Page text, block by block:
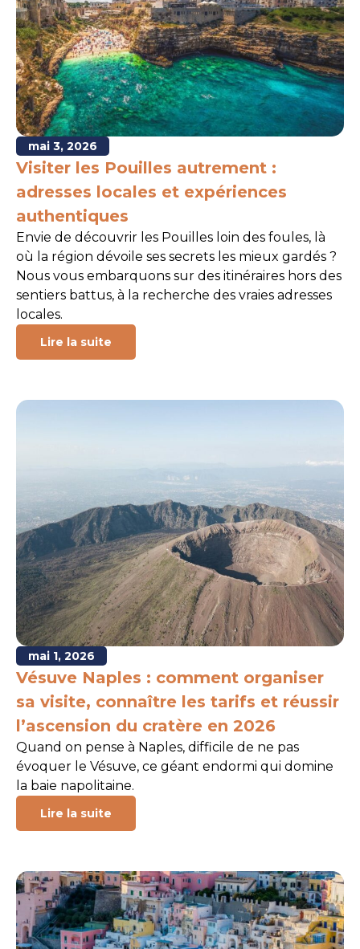
mai 3, 2026
Visiter les Pouilles autrement :
adresses locales et expériences
authentiques
Envie de découvrir les Pouilles loin des foules, là
où la région dévoile ses secrets les mieux gardés ?
Nous vous embarquons sur des itinéraires hors des
sentiers battus, à la recherche des vraies adresses
locales.
Lire la suite
mai 1, 2026
Vésuve Naples : comment organiser
sa visite, connaître les tarifs et réussir
l’ascension du cratère en 2026
Quand on pense à Naples, difficile de ne pas
évoquer le Vésuve, ce géant endormi qui domine
la baie napolitaine.
Lire la suite